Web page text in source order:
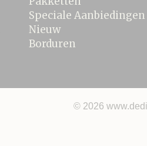
Speciale Aanbiedingen
Nieuw
Borduren
© 2026